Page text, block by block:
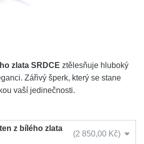
zlata SRDCE ztělesňuje hluboký
Zářivý šperk, který se stane
vaší jedinečnosti.
z bílého zlata
2 850,00 Kč